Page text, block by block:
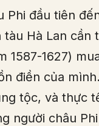
Phi đầu tiên
tàu Hà Lan
1587-1627)
điền của
tộc, và thực
người châu